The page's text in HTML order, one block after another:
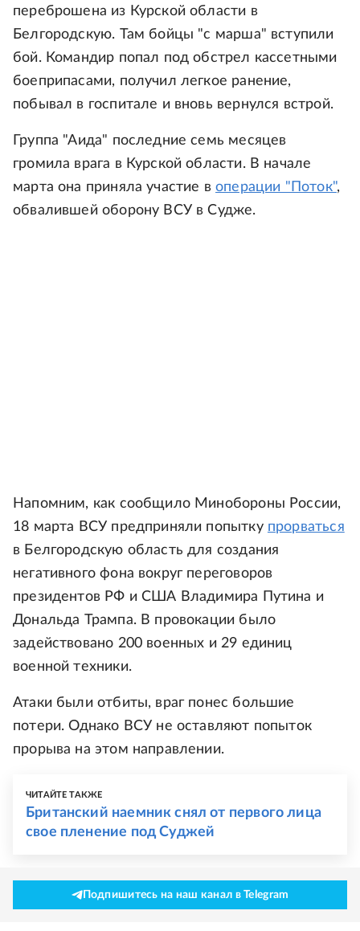
переброшена из Курской области в
Белгородскую. Там бойцы "с марша" вступили
бой. Командир попал под обстрел кассетными
боеприпасами, получил легкое ранение,
побывал в госпитале и вновь вернулся встрой.
Группа "Аида" последние семь месяцев
громила врага в Курской области. В начале
марта она приняла участие воперации "Поток",
обвалившей оборону ВСУ в Судже.
Напомним, как сообщило Минобороны России,
18 марта ВСУ предприняли попытку прорваться
в Белгородскую область для создания
негативного фона вокруг переговоров
президентов РФ и США Владимира Путина и
Дональда Трампа. В провокации было
задействовано 200 военных и 29 единиц
военной техники.
Атаки были отбиты, враг понес большие
потери. Однако ВСУ не оставляют попыток
прорыва на этом направлении.
ЧИТАЙТЕ ТАКЖЕ
Британский наемник снял от первого лица
свое пленение под Суджей
Подпишитесь на наш канал в Telegram